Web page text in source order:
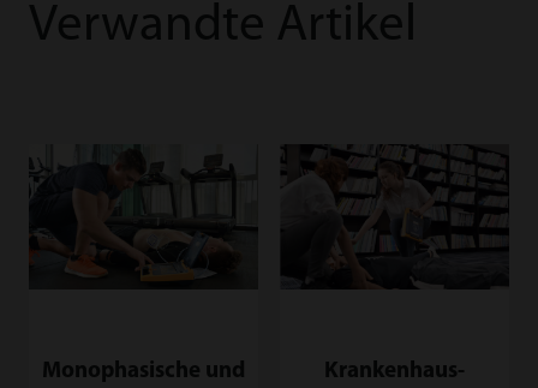
Verwandte Artikel
Monophasische und
Krankenhaus-